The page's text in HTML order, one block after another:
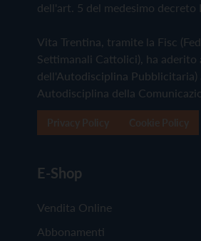
dell'art. 5 del medesimo decreto
Vita Trentina, tramite la Fisc
Settimanali Cattolici), ha
dell'Autodisciplina Pubblicitaria)
Autodisciplina della
E-Shop
Vendita Online
Abbonamenti